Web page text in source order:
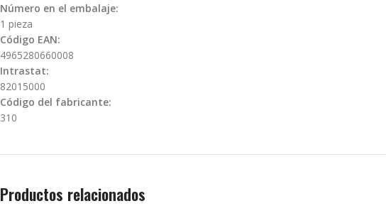
Número en el embalaje:
1 pieza
Código EAN:
4965280660008
Intrastat:
82015000
Código del fabricante:
310
Productos relacionados